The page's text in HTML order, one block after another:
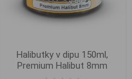
Halibutky v dipu 150ml,
Premium Halibut 8mm